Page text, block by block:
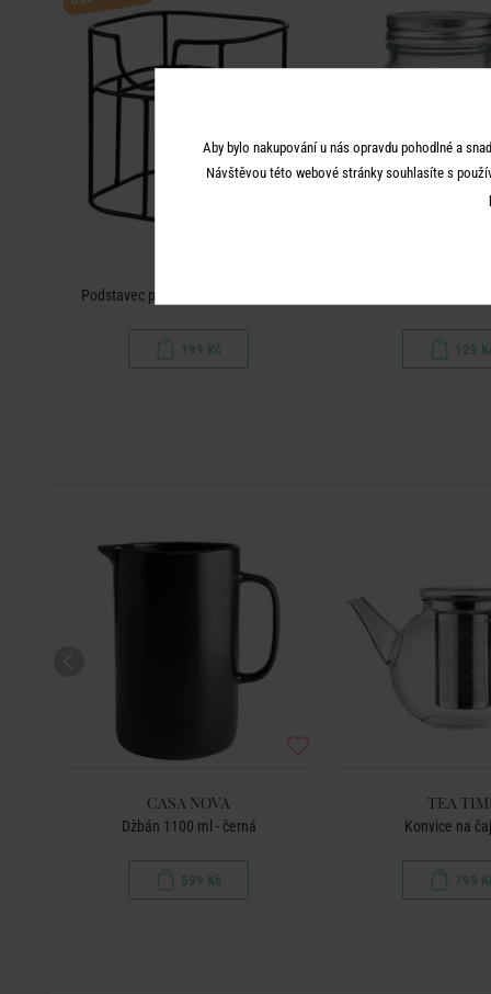
Podstavec pro nádobu na limonádu
199 Kč 129
CASA NOVA
Džbán 1100 ml - černá
599 Kč
TEA
Konvice na čaj
799
Aby bylo nakupování u nás opravdu pohodlné a
Návštěvou této webové stránky souhlasíte s